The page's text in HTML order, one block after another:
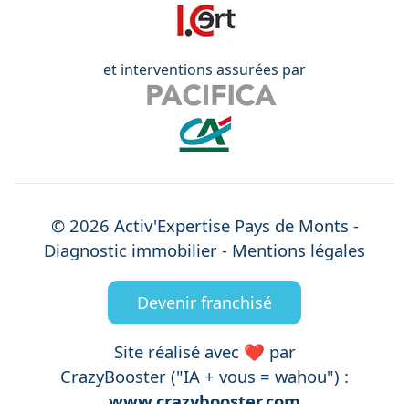
et interventions assurées par
© 2026 Activ'Expertise Pays de Monts -
Diagnostic immobilier - Mentions légales
Devenir franchisé
Site réalisé avec ❤️ par
CrazyBooster ("IA + vous = wahou") :